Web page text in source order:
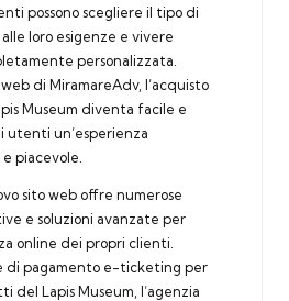
possono scegliere il tipo di
loro esigenze e vivere
personalizzata.
di MiramareAdv, l’acquisto
Museum diventa facile e
utenti un’esperienza
piacevole.
sito web offre numerose
e soluzioni avanzate per
online dei propri clienti.
di pagamento e-ticketing per
del Lapis Museum, l’agenzia